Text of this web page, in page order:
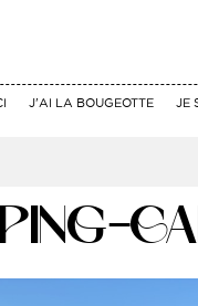
J'AI LA BOUGEOTTE JE